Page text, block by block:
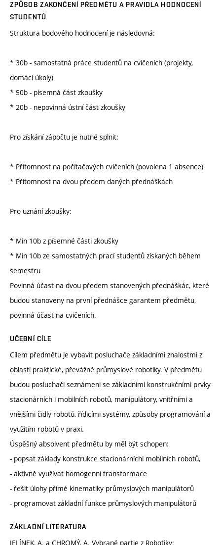
ZPŮSOB ZAKONČENÍ PŘEDMĚTU A PRAVIDLA HODNOCENÍ
STUDENTŮ
Struktura bodového hodnocení je následovná:
* 30b - samostatná práce studentů na cvičeních (projekty,
domácí úkoly)
* 50b - písemná část zkoušky
* 20b - nepovinná ústní část zkoušky
Pro získání zápočtu je nutné splnit:
* Přítomnost na počítačových cvičeních (povolena 1 absence)
* Přítomnost na dvou předem daných přednáškách
Pro uznání zkoušky:
* Min 10b z písemné části zkoušky
* Min 10b ze samostatných prací studentů získaných během
semestru
Povinná účast na dvou předem stanovených přednáškác, které
budou stanoveny na první přednášce garantem předmětu,
povinná účast na cvičeních.
UČEBNÍ CÍLE
Cílem předmětu je vybavit posluchače základními znalostmi z
oblasti praktické, převážně průmyslové robotiky. V předmětu
budou posluchači seznámeni se základními konstrukčními prvky
stacionárních i mobilních robotů, manipulátory, vnitřními a
vnějšími čidly robotů, řídicími systémy, způsoby programování a
využitím robotů v praxi.
Úspěšný absolvent předmětu by měl být schopen:
- popsat základy konstrukce stacionárníchi mobilních robotů,
- aktivně využívat homogenní transformace
- řešit úlohy přímé kinematiky průmyslových manipulátorů
- programovat základní funkce průmyslových manipulátorů
ZÁKLADNÍ LITERATURA
JELÍNEK, A. a CHROMÝ, A. Vybrané partie z Robotiky: